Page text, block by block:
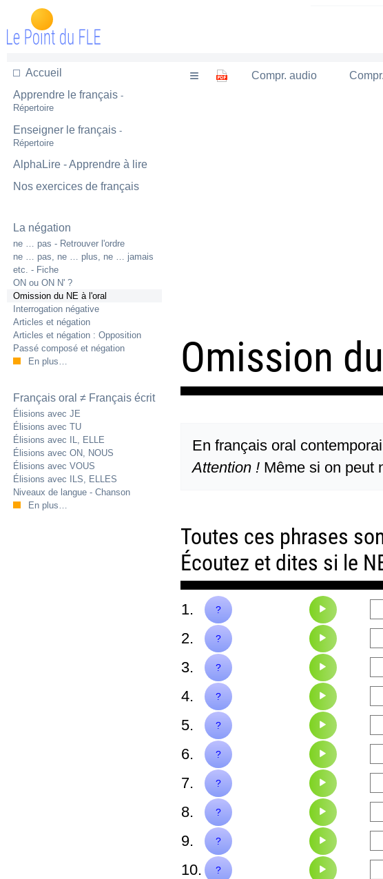
Accueil
Apprendre le français -
Répertoire
Enseigner le français -
Répertoire
AlphaLire - Apprendre à lire
Nos exercices de français
La négation
ne … pas - Retrouver l'ordre
ne … pas, ne … plus, ne … jamais
etc. - Fiche
ON ou ON N' ?
Omission du NE à l'oral
Interrogation négative
Articles et négation
Articles et négation : Opposition
Passé composé et négation
En plus…
Français oral ≠ Français écrit
Élisions avec JE
Élisions avec TU
Élisions avec IL, ELLE
Élisions avec ON, NOUS
Élisions avec VOUS
Élisions avec ILS, ELLES
Niveaux de langue - Chanson
En plus…
Compr. audio
Omission
En français oral
Attention !Même si on peut
Toutes ces phrases
Écoutez et dites si le
1. ?Je n'ai pas faim.
2. ?Vous n'avez rien compris !
3. ?Ce n'est pas une catastrophe.
4. ?Je ne peux pas faire cela.
5. ?Il n'a pas de chance !
6. ?Tu n'es pas beau.
7. ?Il ne dit pas la vérité.
8. ?Ils n'ont pas de voiture.
9. ?On ne m'a rien dit.
10. ?Elles n'ont pas entendu.